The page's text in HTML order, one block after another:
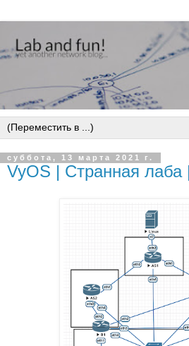
суббота, 13 марта 2021 г.
VyOS | Странная лаба